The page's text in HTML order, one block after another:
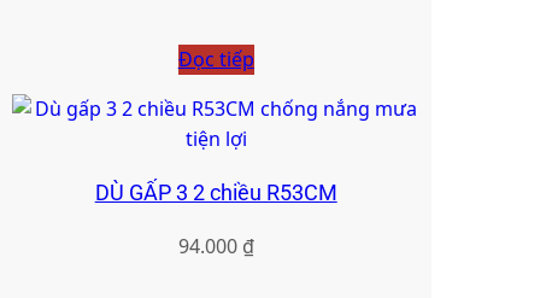
Đọc tiếp
DÙ GẤP 3 2 chiều R53CM
94.000 ₫